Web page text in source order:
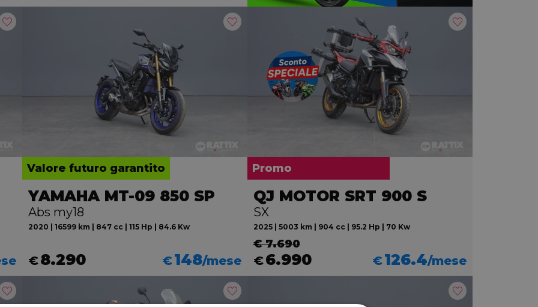
Valore futuro garantito
YAMAHA MT-09 850 SP
Abs my18
2020 | 16599 km | 847 cc | 115 Hp | 84.6 Kw
€8.290 €148/mese
Promo
QJ MOTOR SRT 900 S
SX
2025 | 5003 km | 904 cc | 95.2 Hp | 70 Kw
€ 7.690
€6.990 €126.4/mese